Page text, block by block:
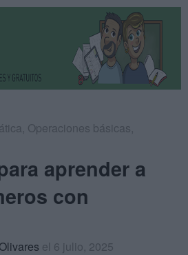
, Operaciones básicas,
aprender a
con
el 6 julio, 2025